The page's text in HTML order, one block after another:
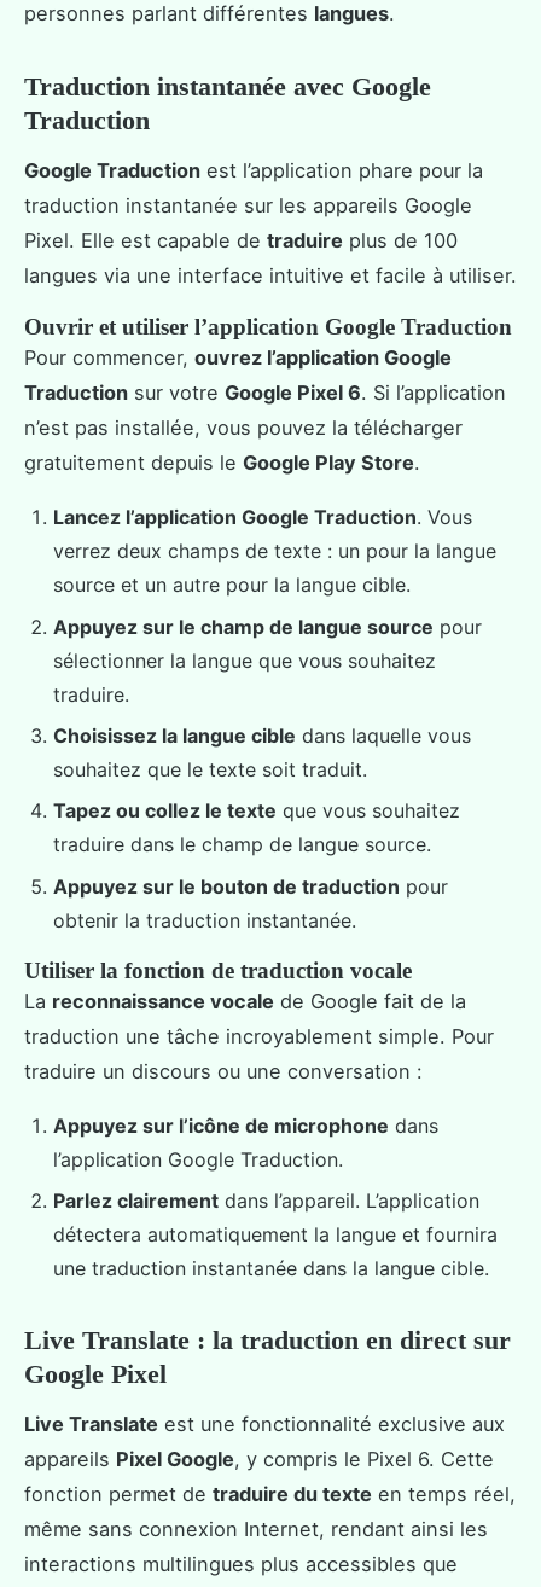
personnes parlant différentes langues.
Traduction instantanée avec Google
Traduction
Google Traduction est l’application phare pour la
traduction instantanée sur les appareils Google
Pixel. Elle est capable de traduire plus de 100
langues via une interface intuitive et facile à utiliser.
Ouvrir et utiliser l’application Google Traduction
Pour commencer, ouvrez l’application Google
Traduction sur votre Google Pixel 6. Si l’application
n’est pas installée, vous pouvez la télécharger
gratuitement depuis le Google Play Store.
Lancez l’application Google Traduction. Vous
verrez deux champs de texte : un pour la langue
source et un autre pour la langue cible.
Appuyez sur le champ de langue source pour
sélectionner la langue que vous souhaitez
traduire.
Choisissez la langue cible dans laquelle vous
souhaitez que le texte soit traduit.
Tapez ou collez le texte que vous souhaitez
traduire dans le champ de langue source.
Appuyez sur le bouton de traduction pour
obtenir la traduction instantanée.
Utiliser la fonction de traduction vocale
La reconnaissance vocale de Google fait de la
traduction une tâche incroyablement simple. Pour
traduire un discours ou une conversation :
Appuyez sur l’icône de microphone dans
l’application Google Traduction.
Parlez clairement dans l’appareil. L’application
détectera automatiquement la langue et fournira
une traduction instantanée dans la langue cible.
Live Translate : la traduction en direct sur
Google Pixel
Live Translate est une fonctionnalité exclusive aux
appareils Pixel Google, y compris le Pixel 6. Cette
fonction permet de traduire du texte en temps réel,
même sans connexion Internet, rendant ainsi les
interactions multilingues plus accessibles que